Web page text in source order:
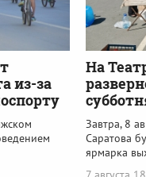
из-за
На
Завтра, 8
Саратова
ярмарка